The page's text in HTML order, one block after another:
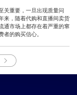
关重要，一旦出现质量问
来，随着代购和直播间卖货
通市场上都存在着严重的窜
的购买信心。